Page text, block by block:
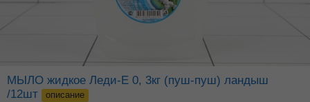
МЫЛО жидкое Леди-Е 0, 3кг (пуш-пуш) ландыш
/12шт
описание